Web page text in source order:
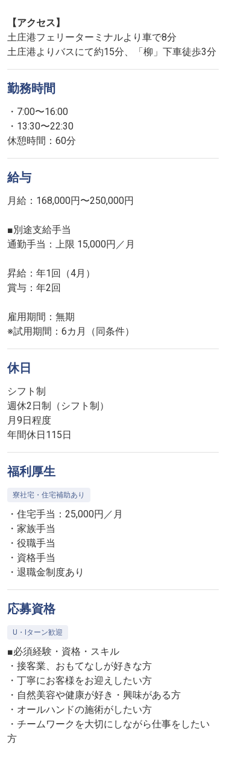
【アクセス】
土庄港フェリーターミナルより車で8分
土庄港よりバスにて約15分、「柳」下車徒歩3分
勤務時間
・7:00〜16:00
・13:30〜22:30
休憩時間：60分
給与
月給：168,000円〜250,000円
■別途支給手当
通勤手当：上限 15,000円／月
昇給：年1回（4月）
賞与：年2回
雇用期間：無期
※試用期間：6カ月（同条件）
休日
シフト制
週休2日制（シフト制）
月9日程度
年間休日115日
福利厚生
寮社宅・住宅補助あり
・住宅手当：25,000円／月
・家族手当
・役職手当
・資格手当
・退職金制度あり
応募資格
U・Iターン歓迎
■必須経験・資格・スキル
・接客業、おもてなしが好きな方
・丁寧にお客様をお迎えしたい方
・自然美容や健康が好き・興味がある方
・オールハンドの施術がしたい方
・チームワークを大切にしながら仕事をしたい
方